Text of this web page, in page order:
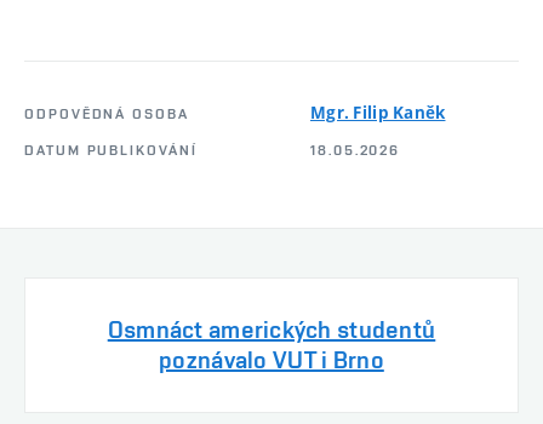
ODPOVĚDNÁ OSOBA Mgr. Filip Kaněk
DATUM PUBLIKOVÁNÍ 18.05.2026
Osmnáct amerických studentů
poznávalo VUT i Brno